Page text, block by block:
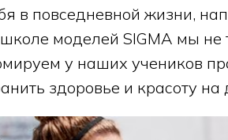
в повседневной жизни,
моделей SIGMA мы не
у наших учеников
здоровье и красоту на